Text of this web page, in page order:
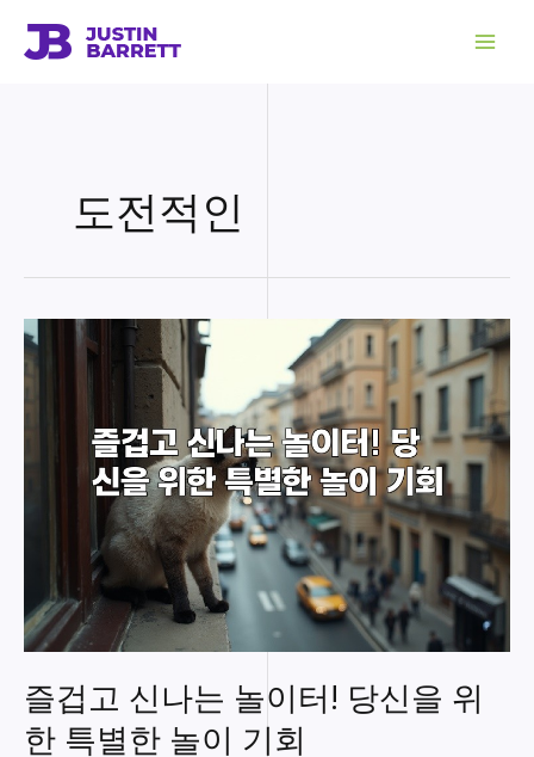
도전적인
즐겁고 신나는 놀이터! 당신을 위
한 특별한 놀이 기회